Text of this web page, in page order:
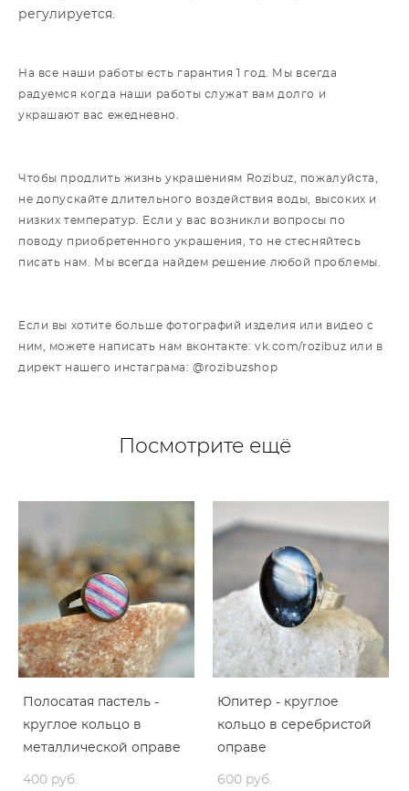
регулируется.
На все наши работы есть гарантия 1 год. Мы всегда
радуемся когда наши работы служат вам долго и
украшают вас ежедневно.
Чтобы продлить жизнь украшениям Rozibuz, пожалуйста,
не допускайте длительного воздействия воды, высоких и
низких температур. Если у вас возникли вопросы по
поводу приобретенного украшения, то не стесняйтесь
писать нам. Мы всегда найдем решение любой проблемы.
Если вы хотите больше фотографий изделия или видео с
ним, можете написать нам вконтакте: vk.com/rozibuz или в
директ нашего инстаграма: @rozibuzshop
Посмотрите ещё
Полосатая пастель -
круглое кольцо в
металлической оправе
400 pуб.
Юпитер - круглое
кольцо в серебристой
оправе
600 pуб.